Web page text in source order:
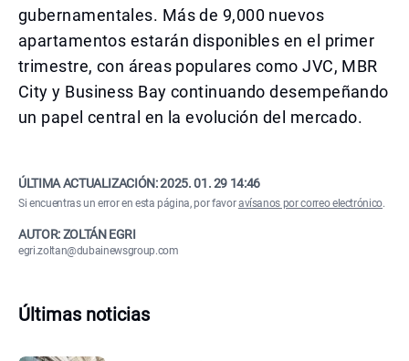
gubernamentales. Más de 9,000 nuevos
apartamentos estarán disponibles en el primer
trimestre, con áreas populares como JVC, MBR
City y Business Bay continuando desempeñando
un papel central en la evolución del mercado.
ÚLTIMA ACTUALIZACIÓN:2025. 01. 29 14:46
Si encuentras un error en esta página, por favoravísanos por correo electrónico.
AUTOR: ZOLTÁN EGRI
egri.zoltan@dubainewsgroup.com
Últimas noticias